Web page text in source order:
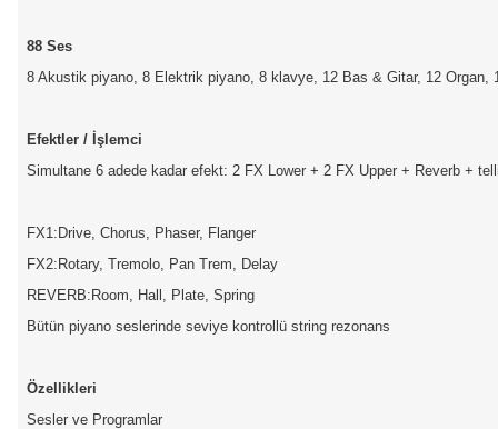
88 Ses
8 Akustik piyano, 8 Elektrik piyano, 8 klavye, 12 Bas & Gitar, 12 Organ,
Efektler / İşlemci
Simultane 6 adede kadar efekt: 2 FX Lower + 2 FX Upper + Reverb +
FX1:Drive, Chorus, Phaser, Flanger
FX2:Rotary, Tremolo, Pan Trem, Delay
REVERB:Room, Hall, Plate, Spring
Bütün piyano seslerinde seviye kontrollü string rezonans
Özellikleri
Sesler ve Programlar